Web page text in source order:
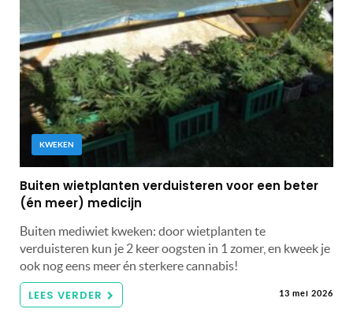
KWEKEN
Buiten wietplanten verduisteren voor een beter
(én meer) medicijn
Buiten mediwiet kweken: door wietplanten te
verduisteren kun je 2 keer oogsten in 1 zomer, en kweek je
ook nog eens meer én sterkere cannabis!
LEES VERDER 13 mei 2026